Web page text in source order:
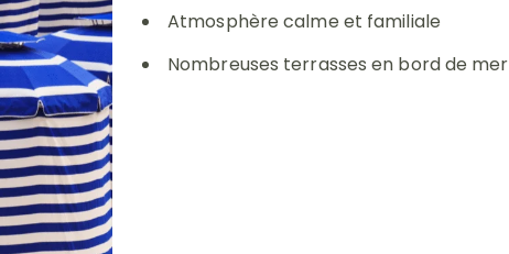
Atmosphère calme et familiale
Nombreuses terrasses en bord de mer